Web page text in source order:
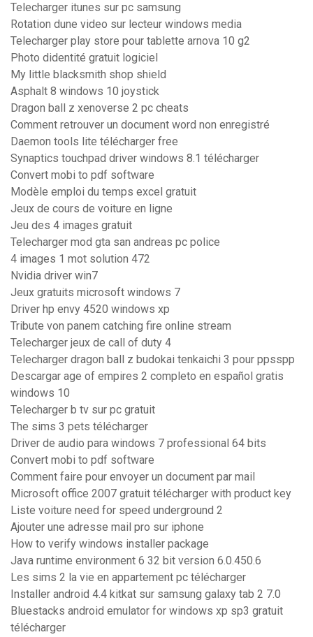
Telecharger itunes sur pc samsung
Rotation dune video sur lecteur windows media
Telecharger play store pour tablette arnova 10 g2
Photo didentité gratuit logiciel
My little blacksmith shop shield
Asphalt 8 windows 10 joystick
Dragon ball z xenoverse 2 pc cheats
Comment retrouver un document word non enregistré
Daemon tools lite télécharger free
Synaptics touchpad driver windows 8.1 télécharger
Convert mobi to pdf software
Modèle emploi du temps excel gratuit
Jeux de cours de voiture en ligne
Jeu des 4 images gratuit
Telecharger mod gta san andreas pc police
4 images 1 mot solution 472
Nvidia driver win7
Jeux gratuits microsoft windows 7
Driver hp envy 4520 windows xp
Tribute von panem catching fire online stream
Telecharger jeux de call of duty 4
Telecharger dragon ball z budokai tenkaichi 3 pour ppsspp
Descargar age of empires 2 completo en español gratis
windows 10
Telecharger b tv sur pc gratuit
The sims 3 pets télécharger
Driver de audio para windows 7 professional 64 bits
Convert mobi to pdf software
Comment faire pour envoyer un document par mail
Microsoft office 2007 gratuit télécharger with product key
Liste voiture need for speed underground 2
Ajouter une adresse mail pro sur iphone
How to verify windows installer package
Java runtime environment 6 32 bit version 6.0.450.6
Les sims 2 la vie en appartement pc télécharger
Installer android 4.4 kitkat sur samsung galaxy tab 2 7.0
Bluestacks android emulator for windows xp sp3 gratuit
télécharger